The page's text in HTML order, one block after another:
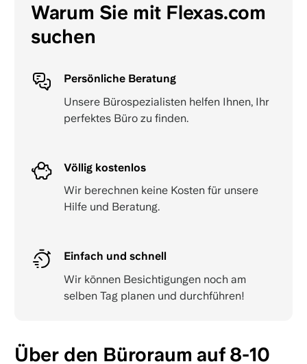
Warum Sie mit Flexas.com
suchen
Persönliche Beratung
Unsere Bürospezialisten helfen Ihnen, Ihr
perfektes Büro zu finden.
Völlig kostenlos
Wir berechnen keine Kosten für unsere
Hilfe und Beratung.
Einfach und schnell
Wir können Besichtigungen noch am
selben Tag planen und durchführen!
Über den Büroraum auf 8-10